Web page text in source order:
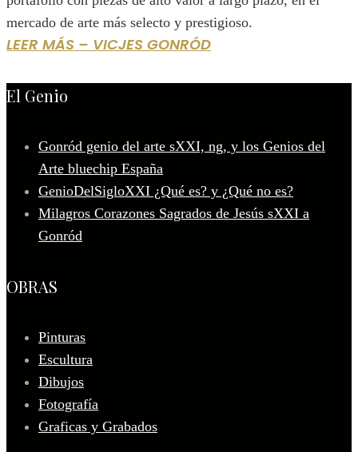
mercado de arte más selecto y prestigioso.
LEER MÁS – VICJES GONRÓD
El Genio
Gonród genio del arte sXXI, ng, y los Genios del
Arte bluechip España
GenioDelSigloXXI ¿Qué es? y ¿Qué no es?
Milagros Corazones Sagrados de Jesús sXXI a
Gonród
OBRAS
Pinturas
Escultura
Dibujos
Fotografía
Graficas y Grabados